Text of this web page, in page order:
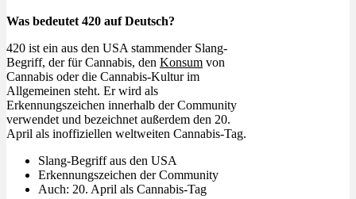
Was bedeutet 420 auf Deutsch?
420 ist ein aus den USA stammender Slang-
Begriff, der für Cannabis, den Konsum von
Cannabis oder die Cannabis-Kultur im
Allgemeinen steht. Er wird als
Erkennungszeichen innerhalb der Community
verwendet und bezeichnet außerdem den 20.
April als inoffiziellen weltweiten Cannabis-Tag.
Slang-Begriff aus den USA
Erkennungszeichen der Community
Auch: 20. April als Cannabis-Tag